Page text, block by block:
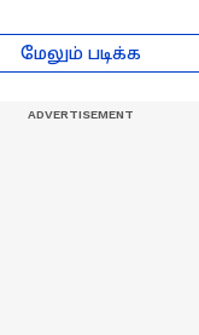
மேலும் படிக்க